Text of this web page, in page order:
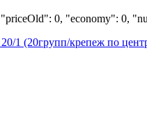
0, "economy": 0,